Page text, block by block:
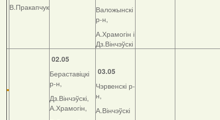
В.Пракапчук
Валожынскі
р-н,
А.Храмогін і
Дз.Вінчэўскі
02.05
Бераставіцкі
р-н,
Дз.Вінчэўскі,
А.Храмогін,
03.05
Чэрвенскі р-
н,
А.Вінчэўскі